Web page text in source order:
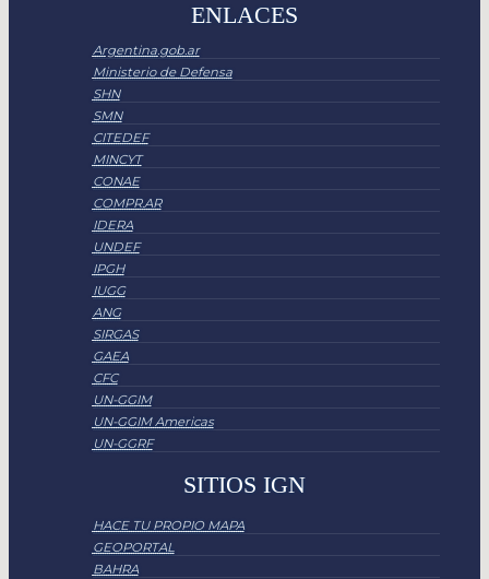
ENLACES
Argentina.gob.ar
Ministerio de Defensa
SHN
SMN
CITEDEF
MINCYT
CONAE
COMPR.AR
IDERA
UNDEF
IPGH
IUGG
ANG
SIRGAS
GAEA
CFC
UN-GGIM
UN-GGIM Americas
UN-GGRF
SITIOS IGN
HACE TU PROPIO MAPA
GEOPORTAL
BAHRA